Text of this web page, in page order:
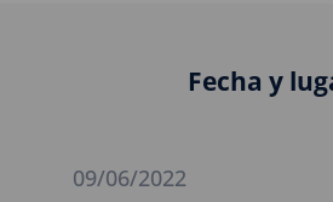
Fecha y
09/06/2022